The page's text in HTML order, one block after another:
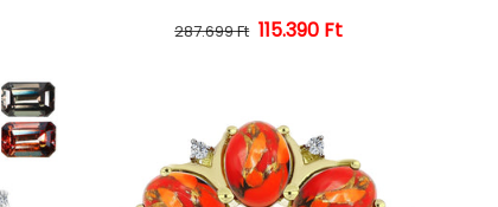
ár Normál ár
287.699 Ft Kedvezményes ár
115.390 Ft